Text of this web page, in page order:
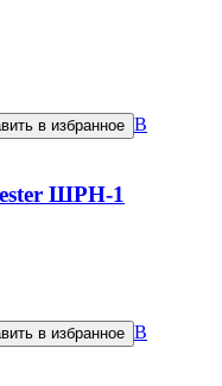
в избранное В
ШРН-1
в избранное В